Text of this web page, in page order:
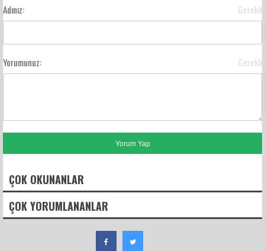
Adınız: Gerekli
Yorumunuz: Gerekli
ÇOK OKUNANLAR
ÇOK YORUMLANANLAR